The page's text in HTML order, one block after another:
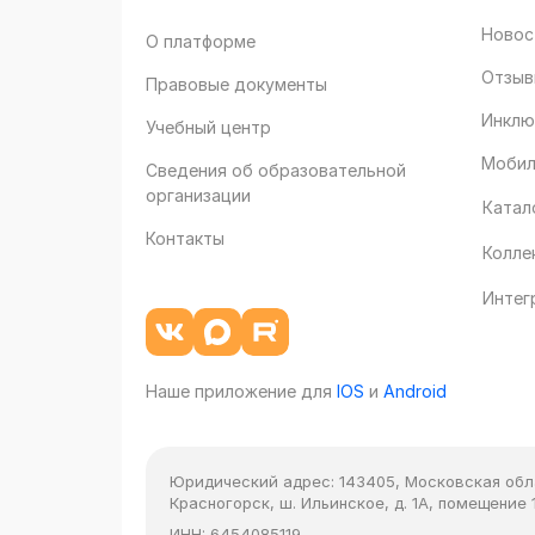
О платформе
Правовые документы
Учебный центр
Сведения об образовательной
организации
Контакты
Наше приложение для IOS и Android
Юридический адрес: 143405, Московская
Красногорск, ш. Ильинское, д. 1А, помещение